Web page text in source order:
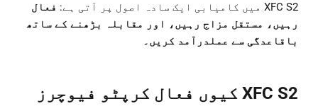
XFC S2 میں کامیابی ایک سادہ اصول پر آتی ہے:
فعال
رہیں، مستقل مزاج رہیں، اور مقابلہ بڑھنے کے ساتھ
باقاعدگی سے عملدرآمد کریں۔
XFC S2 کیوں فعال کرپٹو فیوچرز